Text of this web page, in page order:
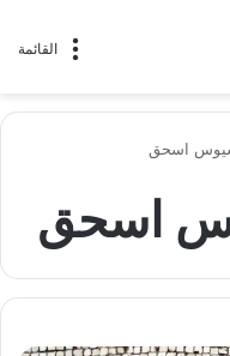
القائمة
اسحق
اسحق